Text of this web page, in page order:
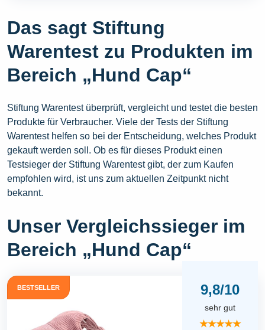
Das sagt Stiftung
Warentest zu Produkten im
Bereich „Hund Cap“
Stiftung Warentest überprüft, vergleicht und testet die besten
Produkte für Verbraucher. Viele der Tests der Stiftung
Warentest helfen so bei der Entscheidung, welches Produkt
gekauft werden soll. Ob es für dieses Produkt einen
Testsieger der Stiftung Warentest gibt, der zum Kaufen
empfohlen wird, ist uns zum aktuellen Zeitpunkt nicht
bekannt.
Unser Vergleichssieger im
Bereich „Hund Cap“
BESTSELLER 9,8/10
sehr gut
★★★★★